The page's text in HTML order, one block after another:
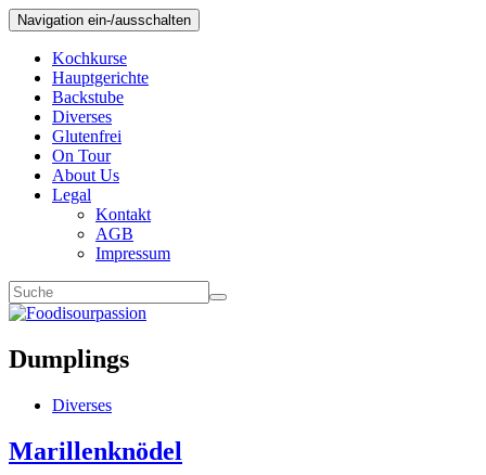
Navigation ein-/ausschalten
Kochkurse
Hauptgerichte
Backstube
Diverses
Glutenfrei
On Tour
About Us
Legal
Kontakt
AGB
Impressum
Dumplings
Diverses
Marillenknödel